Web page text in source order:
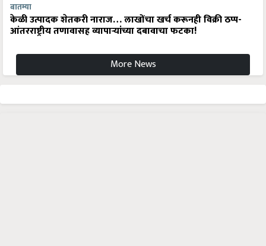
बातम्या
केळी उत्पादक शेतकरी नाराज… लाखोंचा खर्च करूनही विक्री ठप्प-
आंतरराष्ट्रीय तणावासह व्यापाऱ्यांच्या दबावाचा फटका!
More News